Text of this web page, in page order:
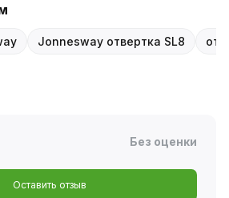
Jonnesway отвертка SL8
Без оценки
Оставить отзыв